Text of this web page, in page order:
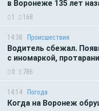
в Воронеже 135 лет
1 168
14:38 Происшествия
Водитель сбежал.
с иномаркой,
0 786
14:14 Погода
Когда на Воронеж